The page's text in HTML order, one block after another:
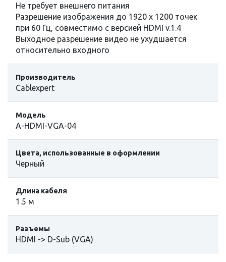
Не требует внешнего питания
Разрешение изображения до 1920 x 1200 точек
при 60 Гц, совместимо с версией HDMI v.1.4
Выходное разрешение видео не ухудшается
относительно входного
Производитель
Cablexpert
Модель
A-HDMI-VGA-04
Цвета, использованные в оформлении
Черный
Длина кабеля
1.5 м
Разъемы
HDMI -> D-Sub (VGA)